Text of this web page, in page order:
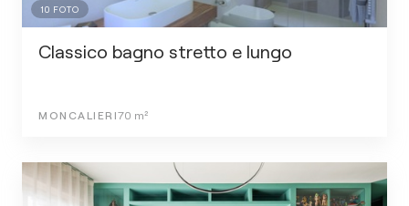
10 FOTO
Classico bagno stretto e lungo
MONCALIERI70 m²